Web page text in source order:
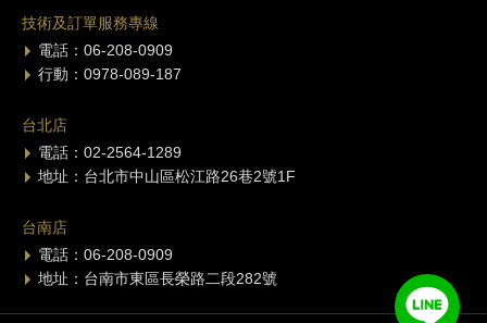
技術及訂單服務專線
電話：06-208-0909
行動：0978-089-187
台北店
電話：02-2564-1289
地址：台北市中山區松江路26巷2號1F
台南店
電話：06-208-0909
地址：台南市東區長榮路二段282號